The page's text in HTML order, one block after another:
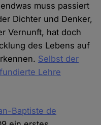
muss passiert
Dichter und Denker,
Vernunft, hat doch
des Lebens auf
Selbst der
Lehre
Baptiste de